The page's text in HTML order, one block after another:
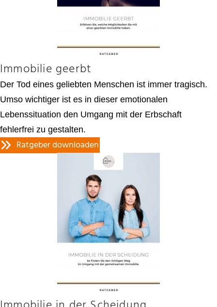
Immobilie geerbt
Der Tod eines geliebten Menschen ist immer tragisch.
Umso wichtiger ist es in dieser emotionalen
Lebenssituation den Umgang mit der Erbschaft
fehlerfrei zu gestalten.
Ratgeber downloaden